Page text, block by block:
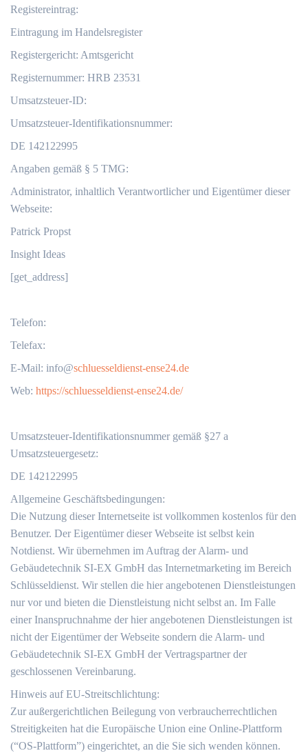
Registereintrag:
Eintragung im Handelsregister
Registergericht: Amtsgericht
Registernummer: HRB 23531
Umsatzsteuer-ID:
Umsatzsteuer-Identifikationsnummer:
DE 142122995
Angaben gemäß § 5 TMG:
Administrator, inhaltlich Verantwortlicher und Eigentümer dieser
Webseite:
Patrick Propst
Insight Ideas
[get_address]
Telefon:
Telefax:
‬E-Mail: info@schluesseldienst-ense24.de
Web: https://schluesseldienst-ense24.de/
Umsatzsteuer-Identifikationsnummer gemäß §27 a
Umsatzsteuergesetz:
DE 142122995
Allgemeine Geschäftsbedingungen:
Die Nutzung dieser Internetseite ist vollkommen kostenlos für den
Benutzer. Der Eigentümer dieser Webseite ist selbst kein
Notdienst. Wir übernehmen im Auftrag der Alarm- und
Gebäudetechnik SI-EX GmbH das Internetmarketing im Bereich
Schlüsseldienst. Wir stellen die hier angebotenen Dienstleistungen
nur vor und bieten die Dienstleistung nicht selbst an. Im Falle
einer Inanspruchnahme der hier angebotenen Dienstleistungen ist
nicht der Eigentümer der Webseite sondern die Alarm- und
Gebäudetechnik SI-EX GmbH der Vertragspartner der
geschlossenen Vereinbarung.
Hinweis auf EU-Streitschlichtung:
Zur außergerichtlichen Beilegung von verbraucherrechtlichen
Streitigkeiten hat die Europäische Union eine Online-Plattform
(“OS-Plattform”) eingerichtet, an die Sie sich wenden können.